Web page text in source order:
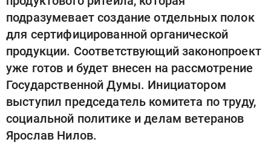
подразумевает создание отдельных полок
для сертифицированной органической
продукции. Соответствующий законопроект
уже готов и будет внесен на рассмотрение
Государственной Думы. Инициатором
выступил председатель комитета по труду,
социальной политике и делам ветеранов
Ярослав Нилов.